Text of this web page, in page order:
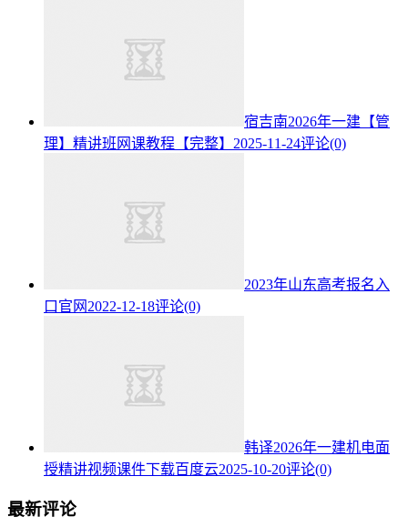
宿吉南2026年一建【管
理】精讲班网课教程【完整】 2025-11-24评论(0)
2023年山东高考报名入
口官网 2022-12-18评论(0)
韩译2026年一建机电面
授精讲视频课件下载百度云2025-10-20评论(0)
最新评论